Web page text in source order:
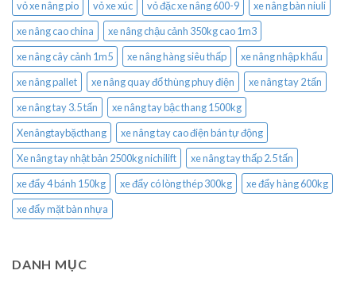
vỏ xe nâng pio
vỏ xe xúc vỏ đặc xe nâng 600-9
xe nâng bàn niuli
xe nâng cao china
xe nâng chậu cảnh 350kg cao 1m3
xe nâng cây cảnh 1m5
xe nâng hàng siêu thấp
xe nâng nhập khẩu
xe nâng pallet
xe nâng quay đổ thùng phuy điện
xe nâng tay 2 tấn
xe nâng tay 3.5 tấn
xe nâng tay bậc thang 1500kg
Xenângtaybặcthang
xe nâng tay cao điện bán tự động
Xe nâng tay nhật bản 2500kg nichilift
xe nâng tay thấp 2.5 tấn
xe đẩy 4 bánh 150kg
xe đẩy có lòng thép 300kg
xe đẩy hàng 600kg
xe đẩy mặt bàn nhựa
DANH MỤC